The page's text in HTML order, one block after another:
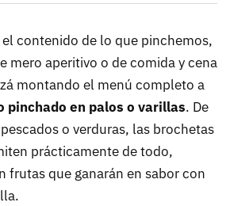
contenido de lo que pinchemos,
mero aperitivo o de comida y cena
montando el menú completo a
pinchado en palos o varillas. De
o verduras, las brochetas
prácticamente de todo,
frutas que ganarán en sabor con